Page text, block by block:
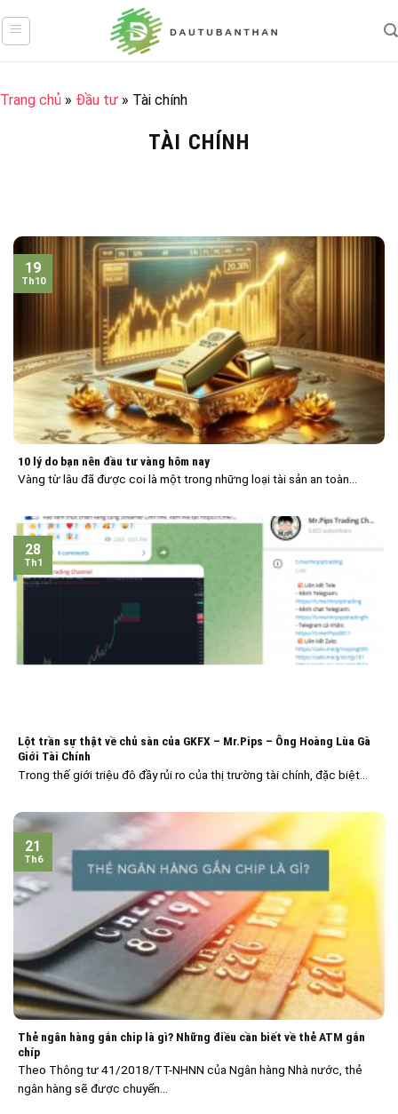
to
Trang chủ » Đầu tư » Tài chính
TÀI CHÍNH
10 lý do bạn nên đầu tư vàng hôm nay
Vàng từ lâu đã được coi là một trong những loại tài sản an toàn...
19
Th10
Lột trần sự thật về chủ sàn của GKFX – Mr.Pips – Ông Hoàng Lùa Gà
Giới Tài Chính
Trong thế giới triệu đô đầy rủi ro của thị trường tài chính, đặc biệt...
28
Th1
Thẻ ngân hàng gắn chip là gì? Những điều cần biết về thẻ ATM gắn
chíp
Theo Thông tư 41/2018/TT-NHNN của Ngân hàng Nhà nước, thẻ
ngân hàng sẽ được chuyển...
21
Th6